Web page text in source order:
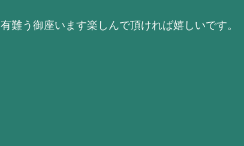
有難う御座います楽しんで頂ければ嬉しいです。